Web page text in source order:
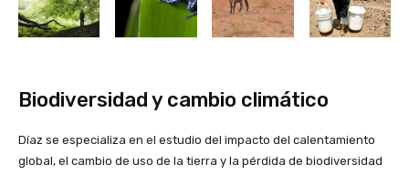
Biodiversidad y cambio climático
Díaz se especializa en el estudio del impacto del calentamiento
global, el cambio de uso de la tierra y la pérdida de biodiversidad